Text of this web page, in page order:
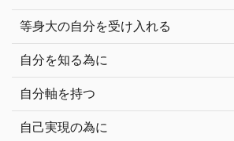
等身大の自分を受け入れる
自分を知る為に
自分軸を持つ
自己実現の為に